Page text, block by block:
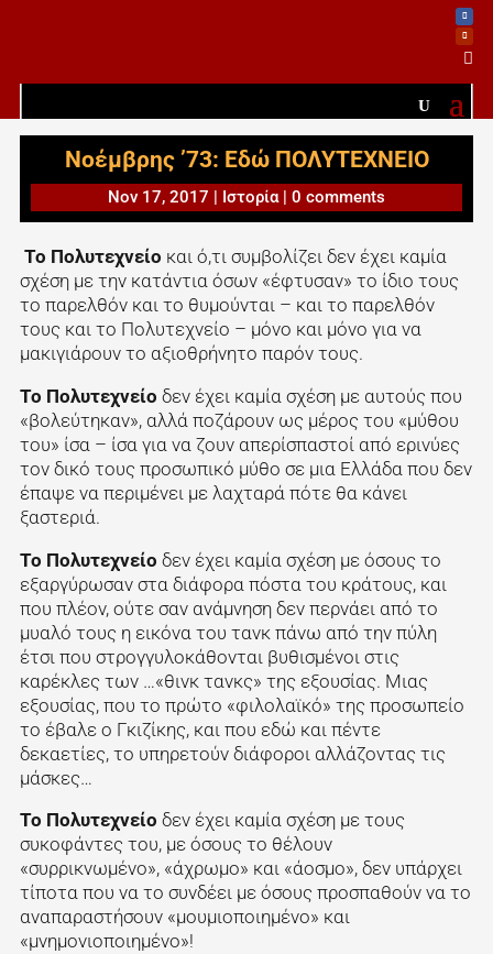

Νοέμβρης ’73: Εδώ ΠΟΛΥΤΕΧΝΕΙΟ
Nov 17, 2017 | Ιστορία| 0 comments
Το Πολυτεχνείο και ό,τι συμβολίζει δεν έχει καμία
σχέση με την κατάντια όσων «έφτυσαν» το ίδιο τους
το παρελθόν και το θυμούνται – και το παρελθόν
τους και το Πολυτεχνείο – μόνο και μόνο για να
μακιγιάρουν το αξιοθρήνητο παρόν τους.
Το Πολυτεχνείο δεν έχει καμία σχέση με αυτούς που
«βολεύτηκαν», αλλά ποζάρουν ως μέρος του «μύθου
του» ίσα – ίσα για να ζουν απερίσπαστοί από ερινύες
τον δικό τους προσωπικό μύθο σε μια Ελλάδα που δεν
έπαψε να περιμένει με λαχταρά πότε θα κάνει
ξαστεριά.
Το Πολυτεχνείο δεν έχει καμία σχέση με όσους το
εξαργύρωσαν στα διάφορα πόστα του κράτους, και
που πλέον, ούτε σαν ανάμνηση δεν περνάει από το
μυαλό τους η εικόνα του τανκ πάνω από την πύλη
έτσι που στρογγυλοκάθονται βυθισμένοι στις
καρέκλες των …«θινκ τανκς» της εξουσίας. Μιας
εξουσίας, που το πρώτο «φιλολαϊκό» της προσωπείο
το έβαλε ο Γκιζίκης, και που εδώ και πέντε
δεκαετίες, το υπηρετούν διάφοροι αλλάζοντας τις
μάσκες…
Το Πολυτεχνείο δεν έχει καμία σχέση με τους
συκοφάντες του, με όσους το θέλουν
«συρρικνωμένο», «άχρωμο» και «άοσμο», δεν υπάρχει
τίποτα που να το συνδέει με όσους προσπαθούν να το
αναπαραστήσουν «μουμιοποιημένο» και
«μνημονιοποιημένο»!